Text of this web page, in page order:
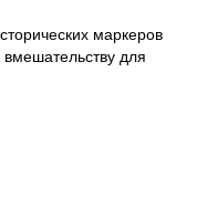
маркеров
для